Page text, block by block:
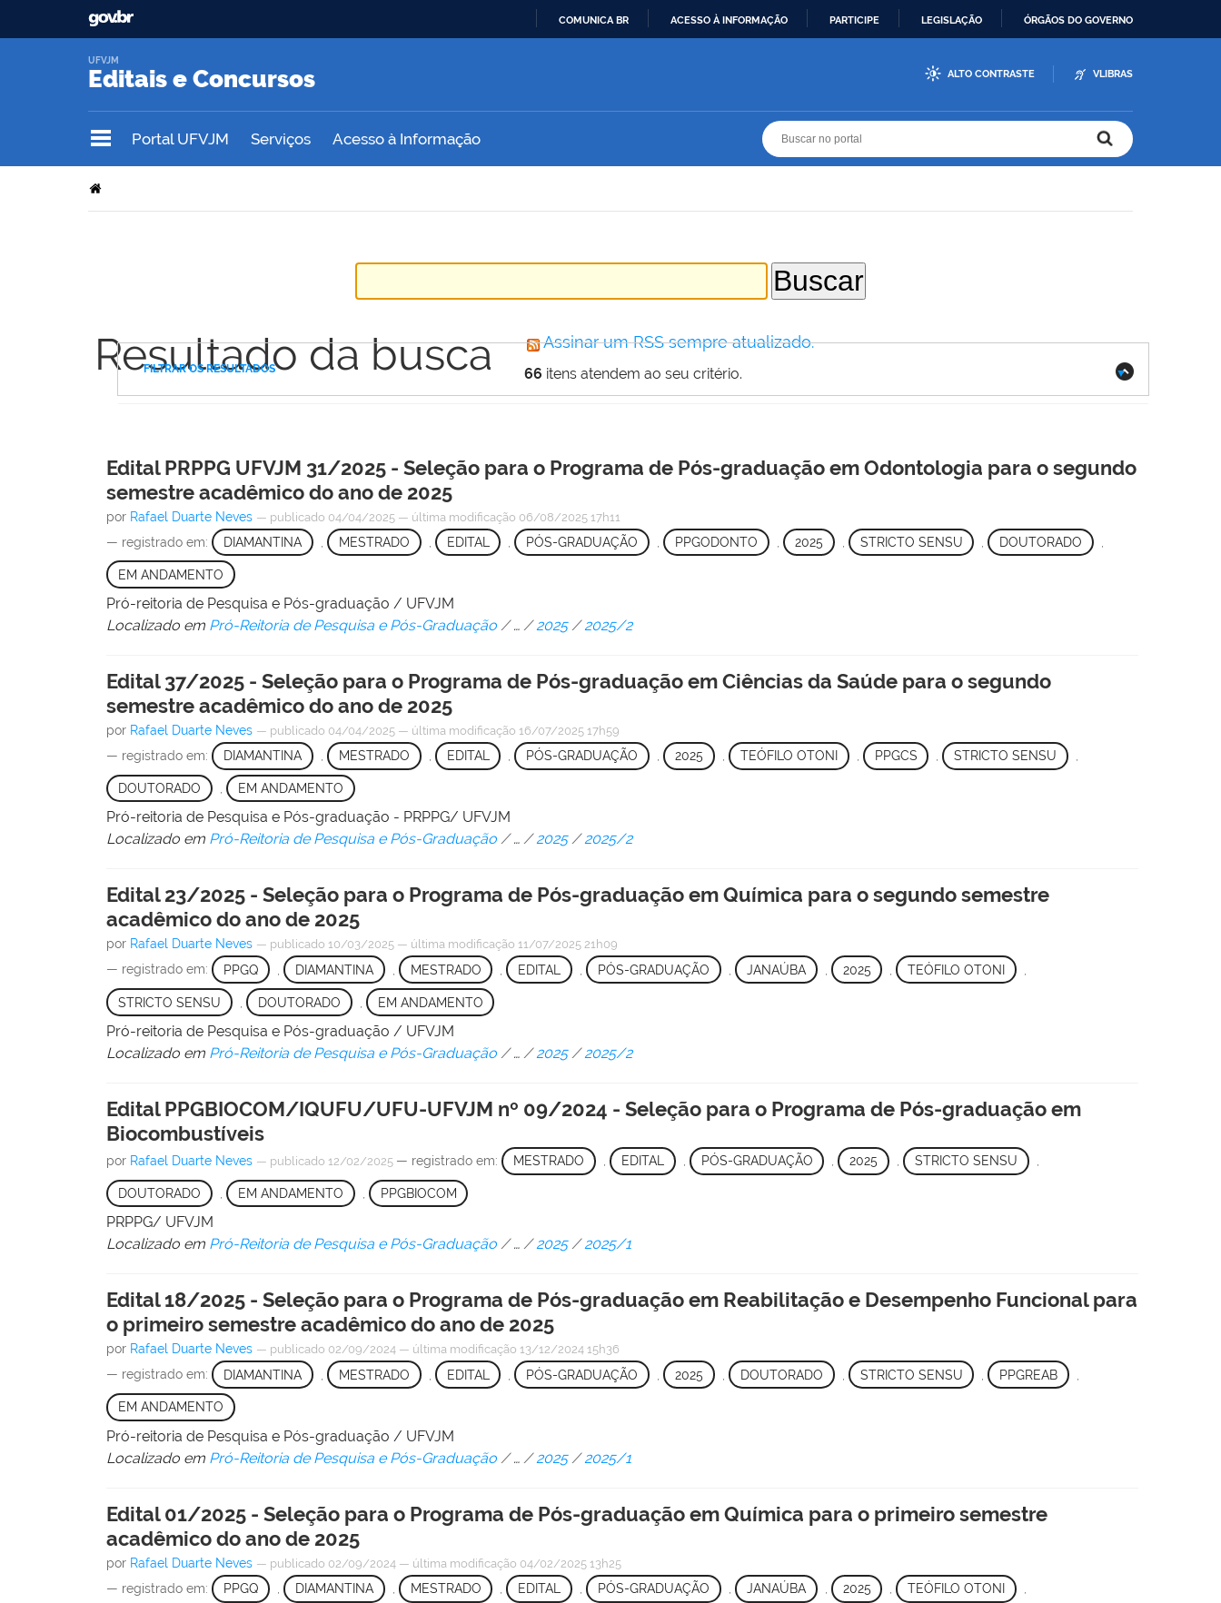
COMUNICA BR ACESSO À INFORMAÇÃO PARTICIPE LEGISLAÇÃO ÓRGÃOS DO GOVERNO
Editais e Concursos
UFVJM
ALTO CONTRASTE VLIBRAS
Portal UFVJM Serviços Acesso à Informação
Resultado da busca Assinar um RSS sempre atualizado.
66 itens atendem ao seu critério.
FILTRAR OS RESULTADOS
Edital PRPPG UFVJM 31/2025 - Seleção para o Programa de Pós-graduação em Odontologia para o segundo
semestre acadêmico do ano de 2025
por Rafael Duarte Neves — publicado 04/04/2025 — última modificação 06/08/2025 17h11
— registrado em: DIAMANTINA MESTRADO EDITAL , PÓS-GRADUAÇÃO , PPGODONTO 2025 STRICTO SENSU , DOUTORADO
EM ANDAMENTO
Pró-reitoria de Pesquisa e Pós-graduação / UFVJM
Localizado em Pró-Reitoria de Pesquisa e Pós-Graduação /…/2025 /2025/2
Edital 37/2025 - Seleção para o Programa de Pós-graduação em Ciências da Saúde para o segundo
semestre acadêmico do ano de 2025
por Rafael Duarte Neves — publicado 04/04/2025 — última modificação 16/07/2025 17h59
— registrado em: DIAMANTINA , MESTRADO , EDITAL , PÓS-GRADUAÇÃO , 2025 , TEÓFILO OTONI , PPGCS , STRICTO SENSU ,
DOUTORADO EM ANDAMENTO
Pró-reitoria de Pesquisa e Pós-graduação - PRPPG/ UFVJM
Localizado em Pró-Reitoria de Pesquisa e Pós-Graduação /…/2025 /2025/2
Edital 23/2025 - Seleção para o Programa de Pós-graduação em Química para o segundo semestre
acadêmico do ano de 2025
por Rafael Duarte Neves — publicado 10/03/2025 — última modificação 11/07/2025 21h09
— registrado em: PPGQ DIAMANTINA MESTRADO , EDITAL , PÓS-GRADUAÇÃO JANAÚBA 2025 , TEÓFILO OTONI
STRICTO SENSU DOUTORADO EM ANDAMENTO
Pró-reitoria de Pesquisa e Pós-graduação / UFVJM
Localizado em Pró-Reitoria de Pesquisa e Pós-Graduação /…/2025 /2025/2
Edital PPGBIOCOM/IQUFU/UFU-UFVJM nº 09/2024 - Seleção para o Programa de Pós-graduação em
Biocombustíveis
por Rafael Duarte Neves — publicado 12/02/2025 — registrado em: MESTRADO , EDITAL , PÓS-GRADUAÇÃO , 2025 , STRICTO SENSU ,
DOUTORADO EM ANDAMENTO PPGBIOCOM
PRPPG/ UFVJM
Localizado em Pró-Reitoria de Pesquisa e Pós-Graduação /…/2025 /2025/1
Edital 18/2025 - Seleção para o Programa de Pós-graduação em Reabilitação e Desempenho Funcional para
o primeiro semestre acadêmico do ano de 2025
por Rafael Duarte Neves — publicado 02/09/2024 — última modificação 13/12/2024 15h36
— registrado em: DIAMANTINA MESTRADO EDITAL , PÓS-GRADUAÇÃO , 2025 DOUTORADO STRICTO SENSU , PPGREAB
EM ANDAMENTO
Pró-reitoria de Pesquisa e Pós-graduação / UFVJM
Localizado em Pró-Reitoria de Pesquisa e Pós-Graduação /… /2025 /2025/1
Edital 01/2025 - Seleção para o Programa de Pós-graduação em Química para o primeiro semestre
acadêmico do ano de 2025
por Rafael Duarte Neves — publicado 02/09/2024 — última modificação 04/02/2025 13h25
— registrado em: PPGQ DIAMANTINA MESTRADO , EDITAL , PÓS-GRADUAÇÃO JANAÚBA 2025 , TEÓFILO OTONI